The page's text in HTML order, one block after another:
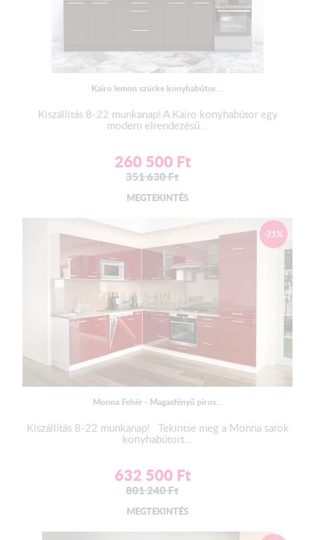
Kairo lemon szürke konyhabútor...
Kiszállítás 8-22 munkanap! A Kairo konyhabútor egy
modern elrendezésű...
260 500 Ft
351 630Ft
MEGTEKINTÉS
-21%
Monna Fehér - Magasfényű piros...
Kiszállítás 8-22 munkanap! Tekintse meg a Monna sarok
konyhabútort...
632 500 Ft
801 240Ft
MEGTEKINTÉS